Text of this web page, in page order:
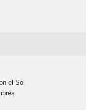
el Sol